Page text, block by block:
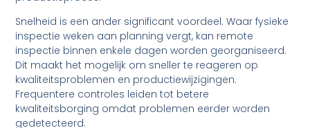
Snelheid is een ander significant voordeel. Waar fysieke
inspectie weken aan planning vergt, kan remote
inspectie binnen enkele dagen worden georganiseerd.
Dit maakt het mogelijk om sneller te reageren op
kwaliteitsproblemen en productiewijzigingen.
Frequentere controles leiden tot betere
kwaliteitsborging omdat problemen eerder worden
gedetecteerd.